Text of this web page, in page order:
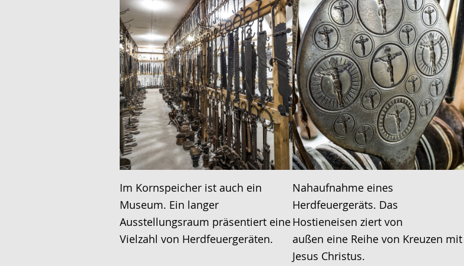
Im Kornspeicher ist auch ein
Museum. Ein langer
Ausstellungsraum präsentiert eine
Vielzahl von Herdfeuergeräten.
Nahaufnahme eines
Herdfeuergeräts. Das
Hostieneisen ziert von
außen eine Reihe von Kreuzen mit
Jesus Christus.